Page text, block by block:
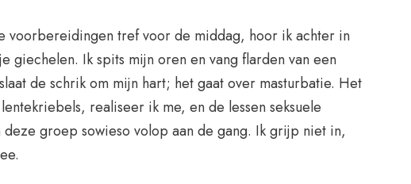
voorbereidingen tref voor de middag, hoor ik achter in
giechelen. Ik spits mijn oren en vang flarden van een
de schrik om mijn hart; het gaat over masturbatie. Het
realiseer ik me, en de lessen seksuele
groep sowieso volop aan de gang. Ik grijp niet in,